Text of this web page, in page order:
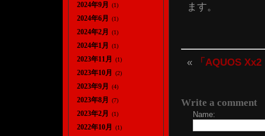
ます。
« 「AQUOS
Write a comment
Name:
2024年9月 (1)
2024年6月 (1)
2024年2月 (1)
2024年1月 (1)
2023年11月 (1)
2023年10月 (2)
2023年9月 (4)
2023年8月 (7)
2023年2月 (1)
2022年10月 (1)